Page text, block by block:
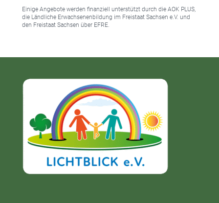
Einige Angebote werden finanziell unterstützt durch die AOK PLUS,
die Ländliche Erwachsenenbildung im Freistaat Sachsen e.V. und
den Freistaat Sachsen über EFRE.